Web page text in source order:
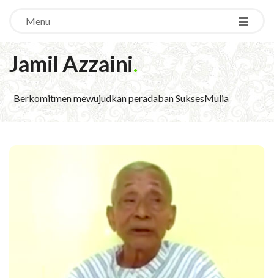
Menu
Jamil Azzaini.
Berkomitmen mewujudkan peradaban SuksesMulia